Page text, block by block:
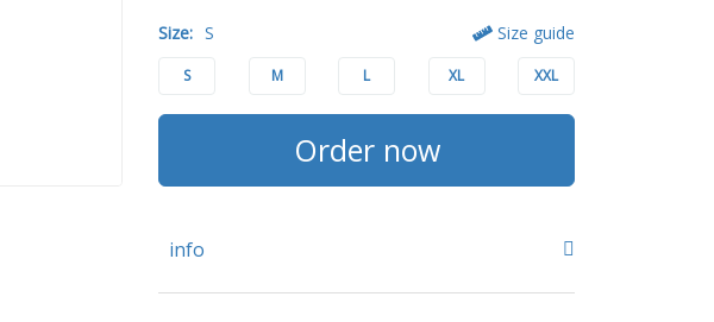
Size: S Size guide
S M L XL XXL
Order now
info